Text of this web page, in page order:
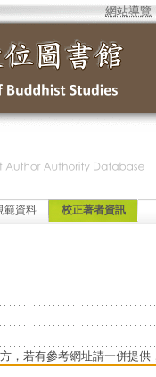
網站導覽
範資料 校正著者資訊
，若有參考網址請一併提供